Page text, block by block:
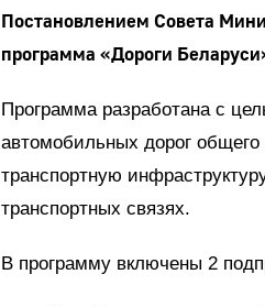
Постановлением Совета
программа «Дороги
Программа разработана с
автомобильных дорог
транспортную
транспортных связях.
В программу включены 2